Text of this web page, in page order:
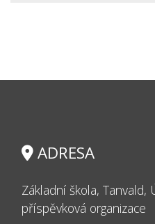
ADRESA
Základní škola,
příspěvková organizace